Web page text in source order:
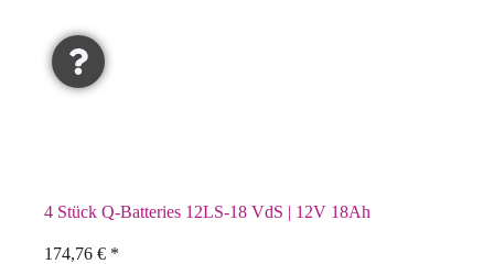
4 Stück Q-Batteries 12LS-18 VdS | 12V 18Ah
174,76 € *